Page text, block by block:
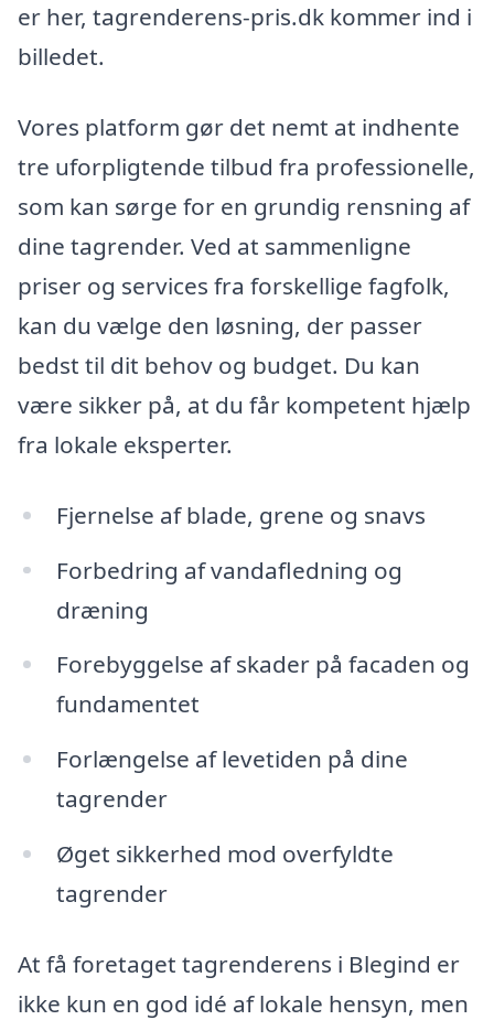
er her, tagrenderens-pris.dk kommer ind i
billedet.
Vores platform gør det nemt at indhente
tre uforpligtende tilbud fra professionelle,
som kan sørge for en grundig rensning af
dine tagrender. Ved at sammenligne
priser og services fra forskellige fagfolk,
kan du vælge den løsning, der passer
bedst til dit behov og budget. Du kan
være sikker på, at du får kompetent hjælp
fra lokale eksperter.
Fjernelse af blade, grene og snavs
Forbedring af vandafledning og
dræning
Forebyggelse af skader på facaden og
fundamentet
Forlængelse af levetiden på dine
tagrender
Øget sikkerhed mod overfyldte
tagrender
At få foretaget tagrenderens i Blegind er
ikke kun en god idé af lokale hensyn, men